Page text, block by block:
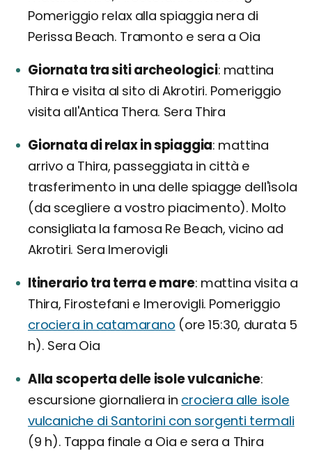
Pomeriggio relax alla spiaggia nera di
Perissa Beach. Tramonto e sera a Oia
Giornata tra siti archeologici mattina
Thira e visita al sito di Akrotiri. Pomeriggio
visita all'Antica Thera. Sera Thira
Giornata di relax in spiaggia mattina
arrivo a Thira, passeggiata in città e
trasferimento in una delle spiagge dell'isola
(da scegliere a vostro piacimento). Molto
consigliata la famosa Re Beach, vicino ad
Akrotiri. Sera Imerovigli
Itinerario tra terra e mare mattina visita a
Thira, Firostefani e Imerovigli. Pomeriggio
crociera in catamarano (ore 15:30, durata 5
h). Sera Oia
Alla scoperta delle isole vulcaniche
escursione giornaliera in crociera alle isole
vulcaniche di Santorini con sorgenti termali
(9 h). Tappa finale a Oia e sera a Thira